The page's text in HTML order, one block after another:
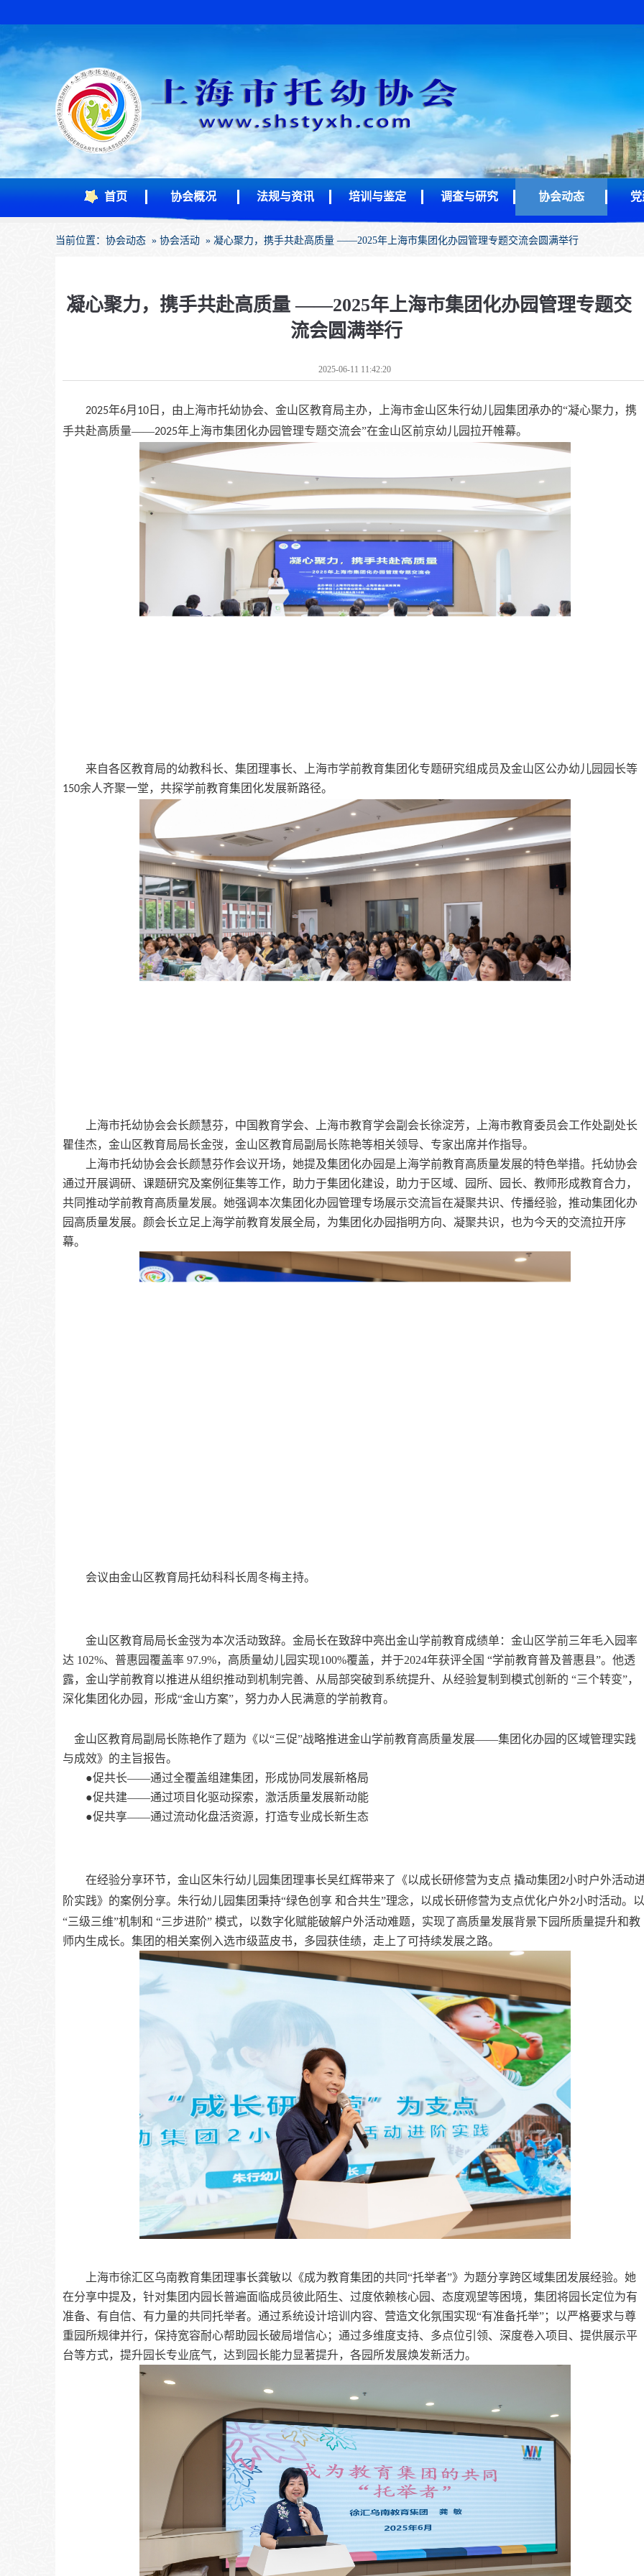
首页 协会概况 法规与资讯 培训与鉴定 调查与研究 协会动态
当前位置： 协会动态 » 协会活动 » 凝心聚力，携手共赴高质量 ——2025年上海市集团化办园管理专题交流会圆满举行
凝心聚力，携手共赴高质量 ——2025年上海市集团化办园管理专题交
流会圆满举行
2025-06-11 11:42:20
2025年6月 10 日，由上海市托幼协会、金山区教育局主办，上海市金山区朱行幼儿园集团承办的“凝心聚力，携
手共赴高质量——2025年上海市集团化办园管理专题交流会”在金山区前京幼儿园拉开帷幕。
来自各区教育局的幼教科长、集团理事长、上海市学前教育集团化专题研究组成员及金山区公办幼儿园园长等
150余人齐聚一堂，共探学前教育集团化发展新路径。
上海市托幼协会会长颜慧芬，中国教育学会、上海市教育学会副会长徐淀芳，上海市教育委员会工作处副处长
瞿佳杰，金山区教育局局长金弢，金山区教育局副局长陈艳等相关领导、专家出席并作指导。
上海市托幼协会会长颜慧芬作会议开场，她提及集团化办园是上海学前教育高质量发展的特色举措。托幼协会
通过开展调研、课题研究及案例征集等工作，助力于集团化建设，助力于区域、园所、园长、教师形成教育合力，
共同推动学前教育高质量发展。 她强调本次集团化办园管理专场展示交流旨在凝聚共识、传播经验，推动集团化办
园高质量发展。颜会长立足上海学前教育发展全局，为集团化办园指明方向、凝聚共识，也为今天的交流拉开序
幕。
会议由金山区教育局托幼科科长周冬梅主持。
金山区教育局局长金弢为本次活动致辞。金局长在致辞中亮出金山学前教育成绩单：金山区学前三年毛入园率
达 102%、普惠园覆盖率 97.9%，高质量幼儿园实现100%覆盖，并于2024年获评全国 “学前教育普及普惠县”。 他透
露，金山学前教育以推进从组织推动到机制完善、从局部突破到系统提升、从经验复制到模式创新的 “三个转变”，
深化集团化办园， 形成“金山方案”，努力办人民满意的学前教育。
金山区教育局副局长陈艳作了题为《以
“三促”战略推进金山学前教育高质量发展——集团化办园的区域管理实践
全覆盖组建集团，形成协同发展新格局
●促共建——通过项目化驱动探索，激活质量发展新动能
●促共享——通过流动化盘活资源，打造专业成长新生态
在经验分享环节，金山区朱行幼儿园集团理事长吴红辉带来了《以成长研修营为支点 撬动集团2小时户外活动
阶实践》的案例分享。朱行幼儿园集团秉持“绿色创享 和合共生”理念，以成长研修营为支点优化户外2
“三级三维”机制和 “三步进阶 ” 模式， 数字化赋能破解户外
实现了高质量发展背景下园所质量提升和教
师内生成长。集团的相关
案例入选市级蓝皮书，多园获佳绩 ，走上了可持续发展之路。
上海市徐汇区乌南教育集团理事长龚敏以《成为教育集团的共同“托举者”》为题分享跨区域集团发展经验。她
在分享中提及，针对集团内园长普遍面临成员彼此陌生、过度依赖核心园、态度观望等困境，集团将园长定位为有